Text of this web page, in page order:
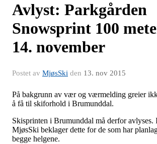
Avlyst: Parkgården
Snowsprint 100
14. november
Postet av MjøsSki den 13. nov 2015
På bakgrunn av vær og værmelding greier
å få til skiforhold i Brumunddal.
Skisprinten i Brumunddal må derfor avlyses.
MjøsSki beklager dette for de som har
begge helgene.